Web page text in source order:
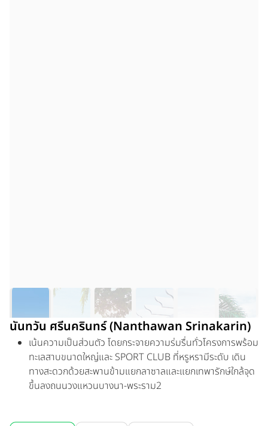
นันทวัน ศรีนครินทร์ (Nanthawan Srinakarin)
เน้นความเป็นส่วนตัว โดยกระจายความร่มรื่นทั่วโครงการพร้อม
ทะเลสาบขนาดใหญ่และ SPORT CLUB ที่หรูหรามีระดับ เดิน
ทางสะดวกด้วยสะพานข้ามแยกลาซาลและแยกเทพารักษ์ใกล้จุด
ขึ้นลงถนนวงแหวนบางนา-พระราม2